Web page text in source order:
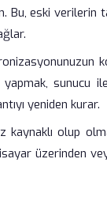
Bu, eski verilerin
yapmak,
yeniden kurar.
kaynaklı olup
üzerinden